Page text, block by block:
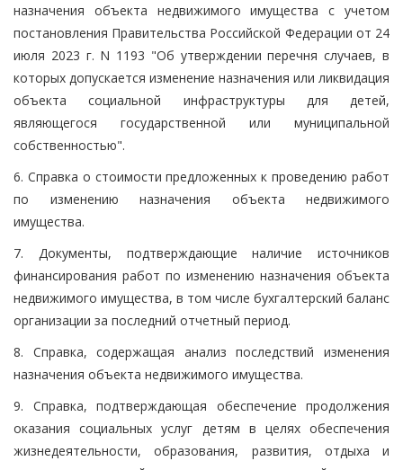
назначения объекта недвижимого имущества с учетом
постановления Правительства Российской Федерации от 24
июля 2023 г. N 1193 "Об утверждении перечня случаев, в
которых допускается изменение назначения или ликвидация
объекта социальной инфраструктуры для детей,
являющегося государственной или муниципальной
собственностью".
6. Справка о стоимости предложенных к проведению работ
по изменению назначения объекта недвижимого
имущества.
7. Документы, подтверждающие наличие источников
финансирования работ по изменению назначения объекта
недвижимого имущества, в том числе бухгалтерский баланс
организации за последний отчетный период.
8. Справка, содержащая анализ последствий изменения
назначения объекта недвижимого имущества.
9. Справка, подтверждающая обеспечение продолжения
оказания социальных услуг детям в целях обеспечения
жизнедеятельности, образования, развития, отдыха и